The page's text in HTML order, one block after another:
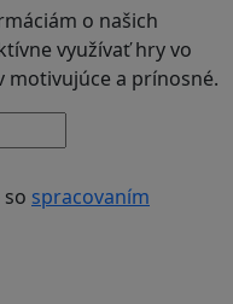
o našich
využívať hry vo
motivujúce a prínosné.
spracovaním